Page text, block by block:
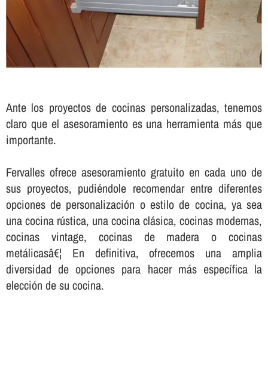
Ante los proyectos de cocinas personalizadas, tenemos
claro que el asesoramiento es una herramienta más que
importante.
Fervalles ofrece asesoramiento gratuito en cada uno de
sus proyectos, pudiéndole recomendar entre diferentes
opciones de personalización o estilo de cocina, ya sea
una cocina rústica, una cocina clásica, cocinas modernas,
cocinas vintage, cocinas de madera o cocinas
metálicasâ€¦ En definitiva, ofrecemos una amplia
diversidad de opciones para hacer más especí­fica la
elección de su cocina.